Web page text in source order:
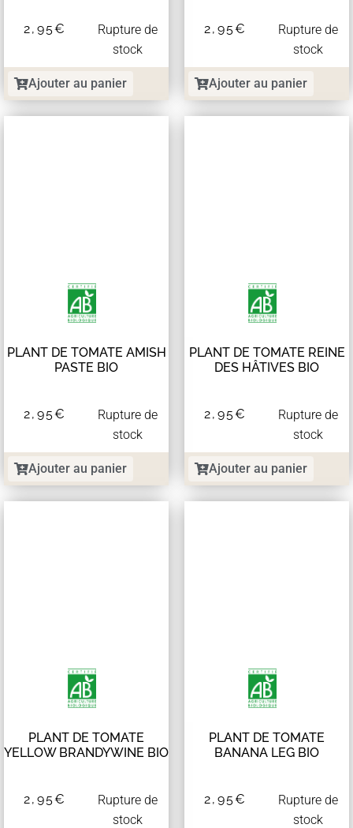
2,95€
Rupture de
stock
Ajouter au panier
2,95€
Rupture de
stock
Ajouter au panier
PLANT DE TOMATE AMISH
PASTE BIO
2,95€
Rupture de
stock
Ajouter au panier
PLANT DE TOMATE REINE
DES HÂTIVES BIO
2,95€
Rupture de
stock
Ajouter au panier
PLANT DE TOMATE
YELLOW BRANDYWINE BIO
2,95€
Rupture de
stock
PLANT DE TOMATE
BANANA LEG BIO
2,95€
Rupture de
stock